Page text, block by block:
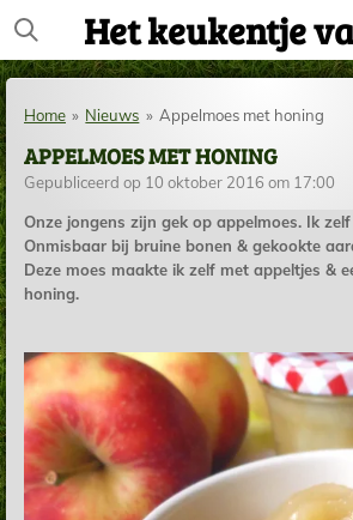
Ga
direct
naar
hoofdinhoud
Het keukentje
Home » Nieuws » Appelmoes met honing
APPELMOES MET HONING
Gepubliceerd op 10 oktober 2016 om 17:00
Onze jongens zijn gek op appelmoes. Ik
Onmisbaar bij bruine bonen & gekookte
Deze moes maakte ik zelf met appeltjes &
honing.